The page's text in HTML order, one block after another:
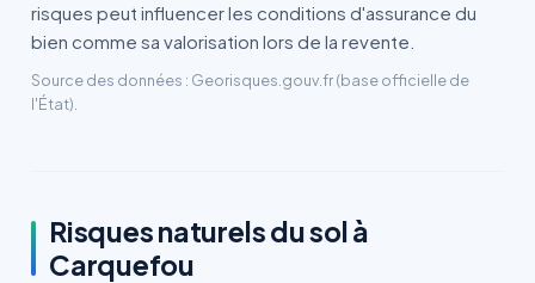
risques peut influencer les conditions d'assurance du
bien comme sa valorisation lors de la revente.
Source des données : Georisques.gouv.fr (base officielle de
l'État).
Risques naturels du sol à
Carquefou